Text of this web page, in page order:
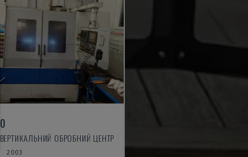
ВЕРТИКАЛЬНИЙ ОБРОБНИЙ ЦЕНТР
2003